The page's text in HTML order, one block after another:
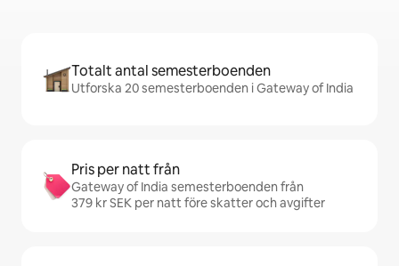
Totalt antal semesterboenden
Utforska 20 semesterboenden i Gateway of India
Pris per natt från
Gateway of India semesterboenden från
379 kr SEK per natt före skatter och avgifter